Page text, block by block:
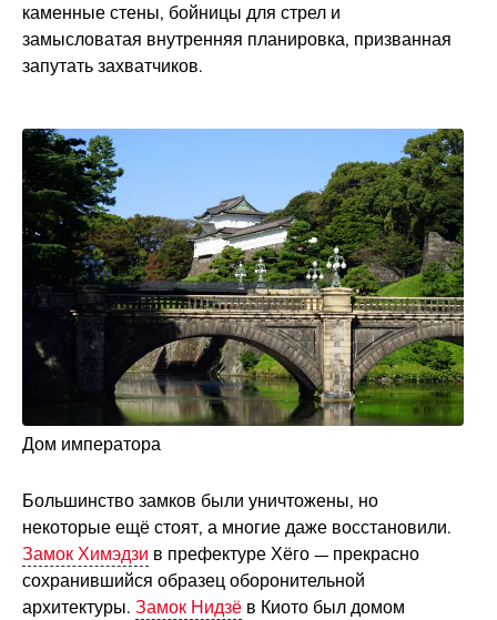
каменные стены, бойницы для стрел и
замысловатая внутренняя планировка, призванная
запутать захватчиков.
Дом императора
Большинство замков были уничтожены, но
некоторые ещё стоят, а многие даже восстановили.
Замок Химэдзи в префектуре Хёго — прекрасно
сохранившийся образец оборонительной
архитектуры. Замок Нидзёв Киото был домом